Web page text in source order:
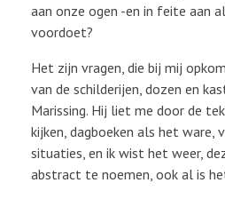
aan onze ogen -en in feite aan
voordoet?
Het zijn vragen, die bij mij
van de schilderijen, dozen en
Marissing. Hij liet me door de
kijken, dagboeken als het ware,
situaties, en ik wist het weer,
abstract te noemen, ook al is